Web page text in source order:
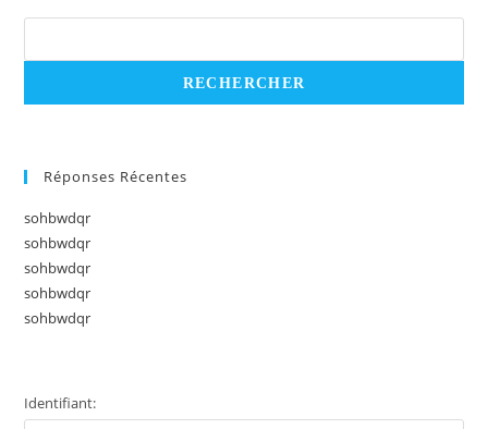
Réponses Récentes
sohbwdqr
sohbwdqr
sohbwdqr
sohbwdqr
sohbwdqr
Identifiant: